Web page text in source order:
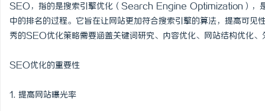
SEO，指的是搜索引擎优化（Search Engine Optimization），是
中的排名的过程。它旨在让网站更加符合搜索引擎的算法，提高可
秀的SEO优化策略需要涵盖关键词研究、内容优化、网站结构优化
SEO优化的重要性
1. 提高网站曝光率